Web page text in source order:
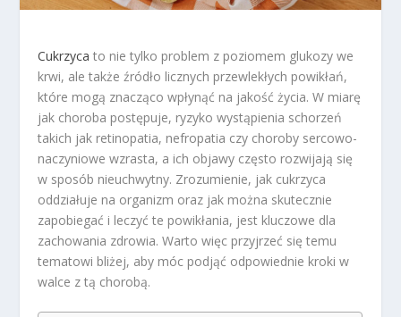
Cukrzyca to nie tylko problem z poziomem glukozy we
krwi, ale także źródło licznych przewlekłych powikłań,
które mogą znacząco wpłynąć na jakość życia. W miarę
jak choroba postępuje, ryzyko wystąpienia schorzeń
takich jak retinopatia, nefropatia czy choroby sercowo-
naczyniowe wzrasta, a ich objawy często rozwijają się
w sposób nieuchwytny. Zrozumienie, jak cukrzyca
oddziałuje na organizm oraz jak można skutecznie
zapobiegać i leczyć te powikłania, jest kluczowe dla
zachowania zdrowia. Warto więc przyjrzeć się temu
tematowi bliżej, aby móc podjąć odpowiednie kroki w
walce z tą chorobą.